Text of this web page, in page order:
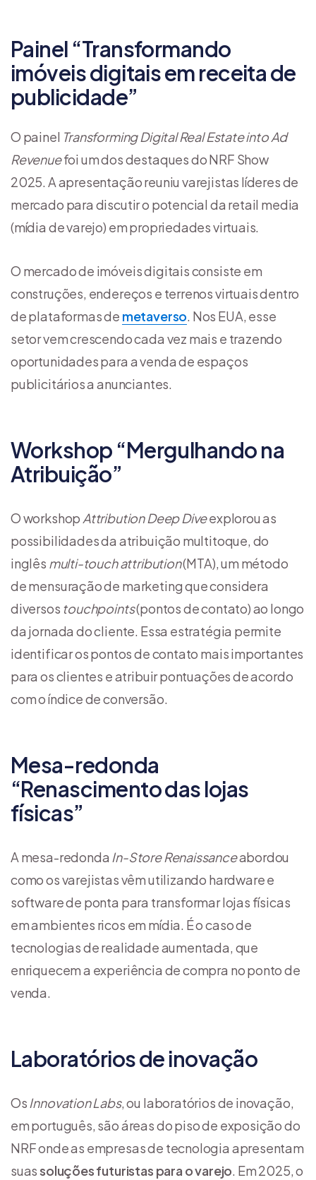
Painel “Transformando
imóveis digitais em receita de
publicidade”
O painel Transforming Digital Real Estate into Ad
Revenuefoi um dos destaques do NRF Show
2025. A apresentação reuniu varejistas líderes de
mercado para discutir o potencial da retail media
(mídia de varejo) em propriedades virtuais.
O mercado de imóveis digitais consiste em
construções, endereços e terrenos virtuais dentro
de plataformas de metaverso. Nos EUA, esse
setor vem crescendo cada vez mais e trazendo
oportunidades para a venda de espaços
publicitários a anunciantes.
Workshop “Mergulhando na
Atribuição”
O workshop Attribution Deep Diveexplorou as
possibilidades da atribuição multitoque, do
inglês multi-touchattribution(MTA), um método
de mensuração de marketing que considera
diversos touchpoints(pontos de contato) ao longo
da jornada do cliente. Essa estratégia permite
identificar os pontos de contato mais importantes
para os clientes e atribuir pontuações de acordo
com o índice de conversão.
Mesa-redonda
“Renascimento das lojas
físicas”
A mesa-redonda In-Store Renaissanceabordou
como os varejistas vêm utilizando hardware e
software de ponta para transformar lojas físicas
em ambientes ricos em mídia. É o caso de
tecnologias de realidade aumentada, que
enriquecem a experiência de compra no ponto de
venda.
Laboratórios de inovação
Os Innovation Labs, ou laboratórios de inovação,
em português, são áreas do piso de exposição do
NRF onde as empresas de tecnologia apresentam
suassoluções futuristas para o varejo. Em 2025, o